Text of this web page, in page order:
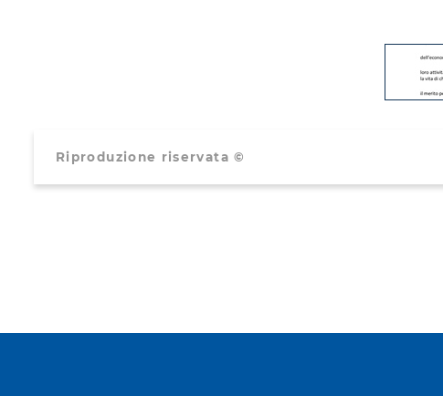
Riproduzione riservata ©